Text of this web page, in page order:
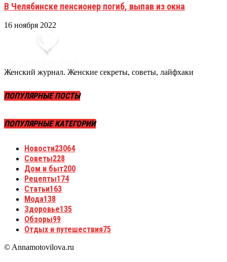
В Челябинске пенсионер погиб, выпав из окна
16 ноября 2022
Женский журнал. Женские секреты, советы, лайфхаки
ПОПУЛЯРНЫЕ ПОСТЫ
ПОПУЛЯРНЫЕ КАТЕГОРИИ
Новости23064
Советы228
Дом и быт200
Рецепты174
Статьи163
Мода138
Здоровье135
Обзоры99
Отдых и путешествия75
© Annamotovilova.ru